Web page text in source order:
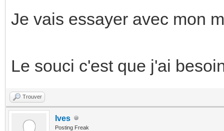
Je vais essayer avec mon
Le souci c'est que j'ai
Trouver
Ives
Posting Freak